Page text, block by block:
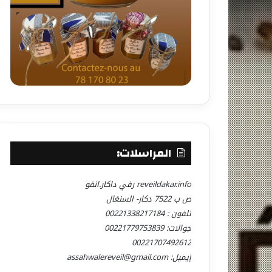
المراسلات:
reveildakar.info رفي داكار.انفو
ص ب 7522 دكار- السنغال
تلفون : 00221338217184
جوالات: 00221779753839
00221707492612
إيميل: assahwalereveil@gmail.com